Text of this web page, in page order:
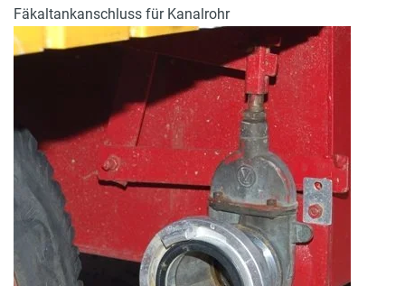
Fäkaltankanschluss für Kanalrohr